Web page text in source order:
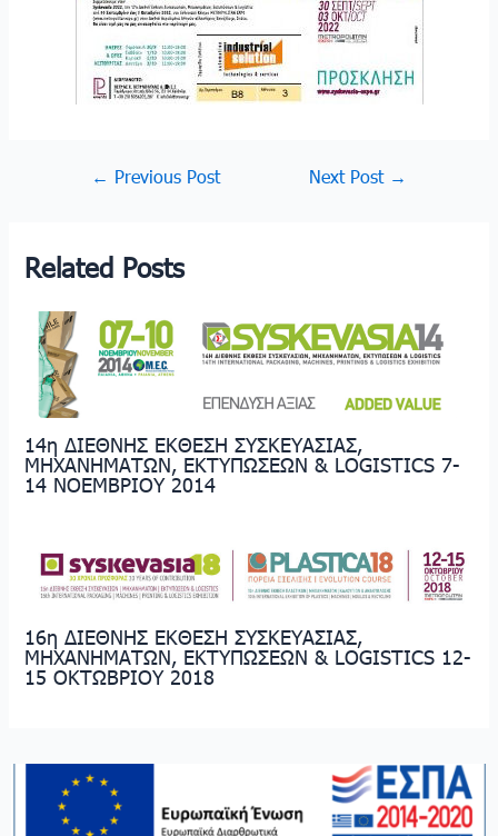
← Previous Post Next Post →
Related Posts
14η ΔΙΕΘΝΗΣ ΕΚΘΕΣΗ ΣΥΣΚΕΥΑΣΙΑΣ,
ΜΗΧΑΝΗΜΑΤΩΝ, ΕΚΤΥΠΩΣΕΩΝ & LOGISTICS 7-
14 NOEMBΡIOY 2014
16η ΔΙΕΘΝΗΣ ΕΚΘΕΣΗ ΣΥΣΚΕΥΑΣΙΑΣ,
ΜΗΧΑΝΗΜΑΤΩΝ, ΕΚΤΥΠΩΣΕΩΝ & LOGISTICS 12-
15 ΟΚΤΩΒΡΙΟΥ 2018